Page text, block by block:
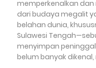
memperkenalkan
dari budaya megalit
belahan dunia,
Sulawesi
menyimpan
belum banyak